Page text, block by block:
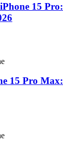
iPhone 15
15 Pro